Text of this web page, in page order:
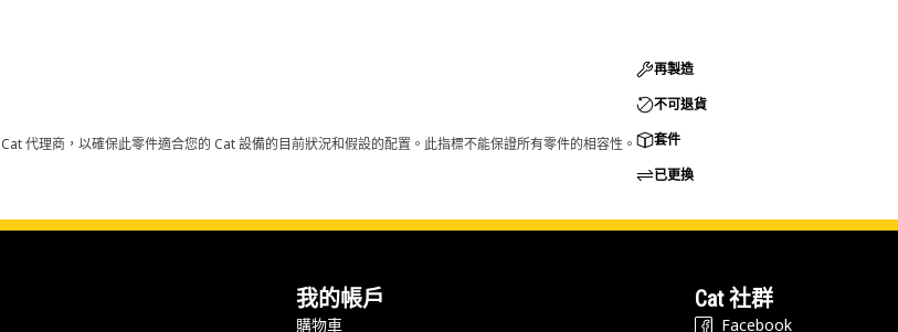
代理商，以確保此零件適合您的 Cat 設備的目前狀況和假設的配置。此指標不能保證所有零件的相容性。
再製造
不可退貨
套件
已更換
我的帳戶
購物車
Cat 社群
Facebook